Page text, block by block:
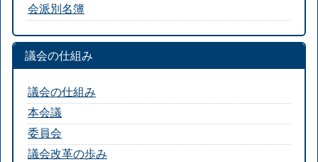
会派別名簿
議会の仕組み
議会の仕組み
本会議
委員会
議会改革の歩み